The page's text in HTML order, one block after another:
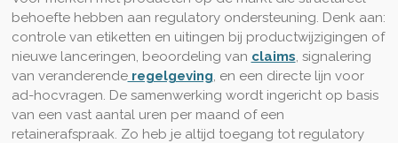
behoefte hebben aan regulatory ondersteuning. Denk aan:
controle van etiketten en uitingen bij productwijzigingen of
nieuwe lanceringen, beoordeling van claims , signalering
van veranderenderegelgeving , en een directe lijn voor
ad-hocvragen. De samenwerking wordt ingericht op basis
van een vast aantal uren per maand of een
retainerafspraak. Zo heb je altijd toegang tot regulatory